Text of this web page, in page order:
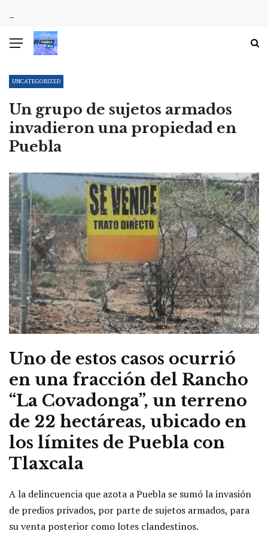
UNCATEGORIZED
Un grupo de sujetos armados
invadieron una propiedad en
Puebla
Uno de estos casos ocurrió
en una fracción del Rancho
“La Covadonga”, un terreno
de 22 hectáreas, ubicado en
los límites de Puebla con
Tlaxcala
A la delincuencia que azota a Puebla se sumó la invasión
de predios privados, por parte de sujetos armados, para
su venta posterior como lotes clandestinos.